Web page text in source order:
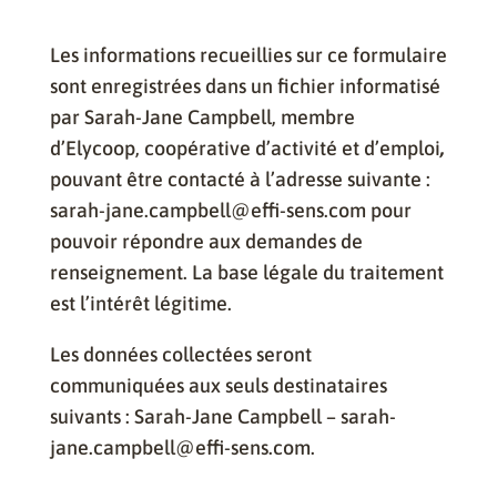
Les informations recueillies sur ce formulaire
sont enregistrées dans un fichier informatisé
par Sarah-Jane Campbell, membre
d’Elycoop, coopérative d’activité et d’emploi,
pouvant être contacté à l’adresse suivante :
sarah-jane.campbell@effi-sens.com pour
pouvoir répondre aux demandes de
renseignement. La base légale du traitement
est l’intérêt légitime.
Les données collectées seront
communiquées aux seuls destinataires
suivants : Sarah-Jane Campbell – sarah-
jane.campbell@effi-sens.com.